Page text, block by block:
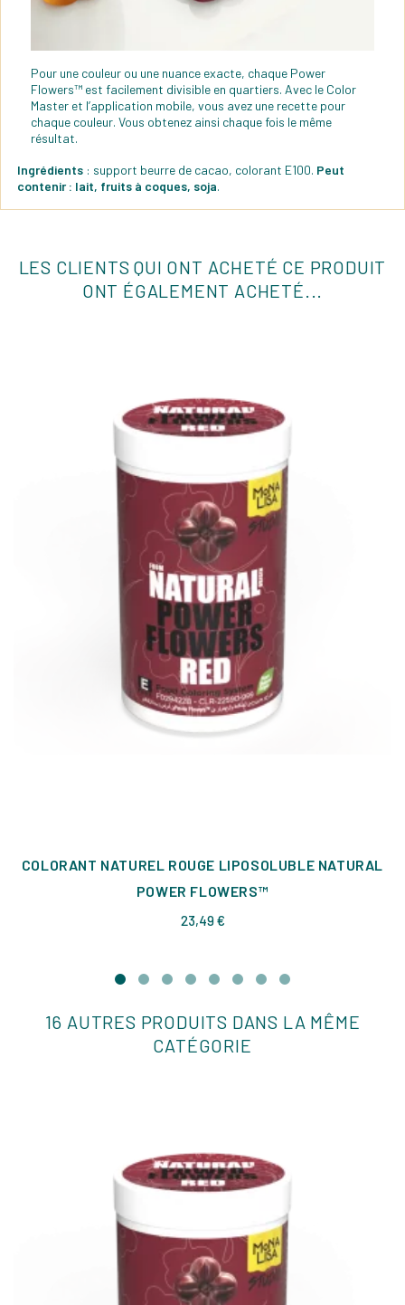
Pour une couleur ou une nuance exacte, chaque Power
Flowers™ est facilement divisible en quartiers. Avec le Color
Master et l’application mobile, vous avez une recette pour
chaque couleur. Vous obtenez ainsi chaque fois le même
résultat.
Ingrédients : support beurre de cacao, colorant E100. Peut
contenir : lait, fruits à coques, soja.
LES CLIENTS QUI ONT ACHETÉ CE PRODUIT
ONT ÉGALEMENT ACHETÉ...
COLORANT NATUREL ROUGE LIPOSOLUBLE NATURAL
POWER FLOWERS™
23,49 €Prix
16 AUTRES PRODUITS DANS LA MÊME
CATÉGORIE